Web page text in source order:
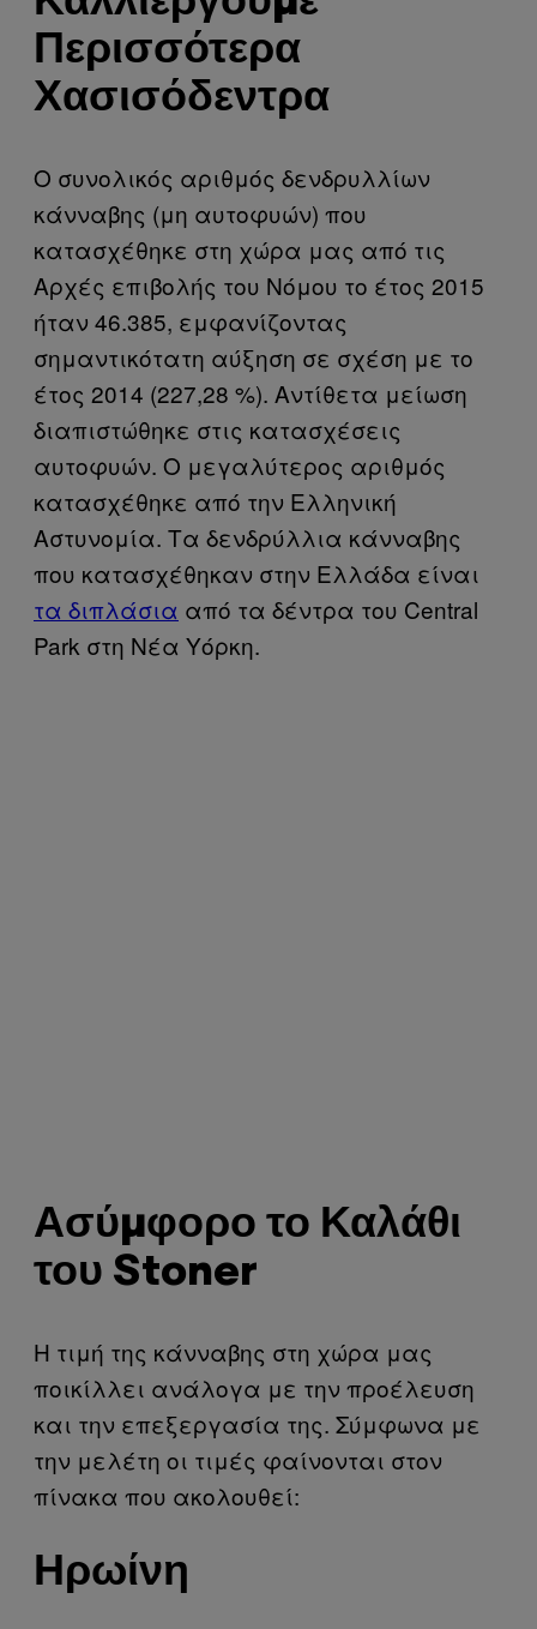
Περισσότερα
Χασισόδεντρα
Ο συνολικός αριθμός δενδρυλλίων
κάνναβης (μη αυτοφυών) που
κατασχέθηκε στη χώρα μας από τις
Αρχές επιβολής του Νόμου το έτος 2015
ήταν 46.385, εμφανίζοντας
σημαντικότατη αύξηση σε σχέση με το
έτος 2014 (227,28 %). Αντίθετα μείωση
διαπιστώθηκε στις κατασχέσεις
αυτοφυών. Ο μεγαλύτερος αριθμός
κατασχέθηκε από την Ελληνική
Αστυνομία. Τα δενδρύλλια κάνναβης
που κατασχέθηκαν στην Ελλάδα είναι
τα διπλάσια από τα δέντρα του Central
Park στη Νέα Υόρκη.
Ασύμφορο το Καλάθι
του Stoner
Η τιμή της κάνναβης στη χώρα μας
ποικίλλει ανάλογα με την προέλευση
και την επεξεργασία της. Σύμφωνα με
την μελέτη οι τιμές φαίνονται στον
πίνακα που ακολουθεί:
Ηρωίνη